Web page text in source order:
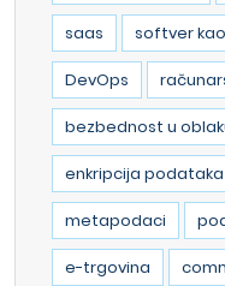
saas softver
DevOps
bezbednost u
enkripcija podataka
metapodaci
e-trgovina